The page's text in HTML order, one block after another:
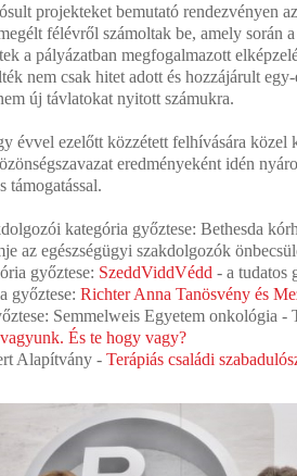
projekteket bemutató rendezvényen
félévről számoltak be, amely során
a pályázatban megfogalmazott
nem csak hitet adott és hozzájárult
új távlatokat nyitott számukra.
évvel ezelőtt közzétett felhívására közel
eredményeként idén
támogatással.
kategória győztese: Bethesda
az egészségügyi szakdolgozók
győztese: SzeddViddVédd - a tudatos
győztese: Richter Anna Tanösvény és
Semmelweis Egyetem onkológia -
És te hogy vagy?
Alapítvány - Terápiás családi